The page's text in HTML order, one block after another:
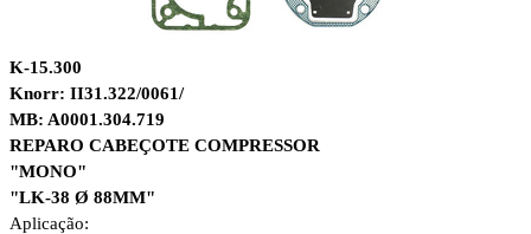
K-15.300
Knorr: II31.322/0061/
MB: A0001.304.719
REPARO CABEÇOTE COMPRESSOR
"MONO"
"LK-38 Ø 88MM"
Aplicação: